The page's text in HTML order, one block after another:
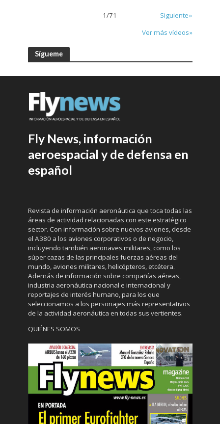
1/71
Siguiente»
Ver más vídeos»
Sígueme
Fly News, información
aeroespacial y de defensa en
español
Revista de información aeronáutica que toca todas las
áreas de actividad relacionadas con este estratégico
sector. Con información sobre nuevos aviones, desde
el A380 a los aviones corporativos o de negocio,
incluyendo también aeronaves militares, como los
súper cazas de las principales fuerzas aéreas del
mundo, aviones militares, helicópteros, etcétera.
Además de información sobre compañías aéreas,
industria aeronáutica nacional e internacional y
reportajes de interés humano, para los que
seleccionamos a los personajes más representativos
de la actividad aeronáutica en todas sus vertientes.
QUIÉNES SOMOS